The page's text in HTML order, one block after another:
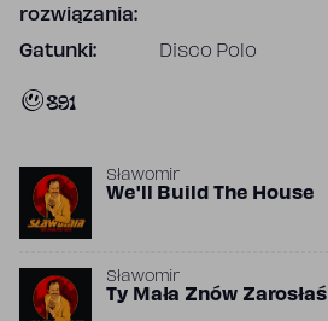
rozwiązania:
Gatunki: Disco Polo
891
Sławomir
We'll Build The House
Sławomir
Ty Mała Znów Zarosłaś